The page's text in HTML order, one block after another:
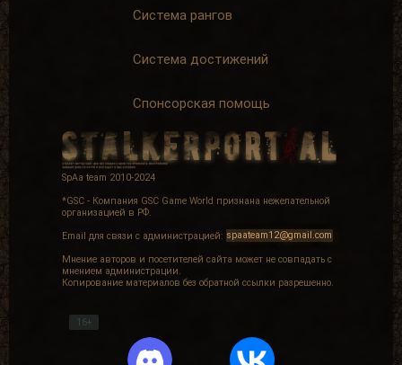
Система рангов
Система достижений
Спонсорская помощь
SpAa team 2010-2024
*GSC - Компания GSC Game World признана нежелательной
организацией в РФ.
Email для связи с администрацией: spaateam12@gmail.com
Мнение авторов и посетителей сайта может не совпадать с
мнением администрации.
Копирование материалов без обратной ссылки разрешенно.
16+